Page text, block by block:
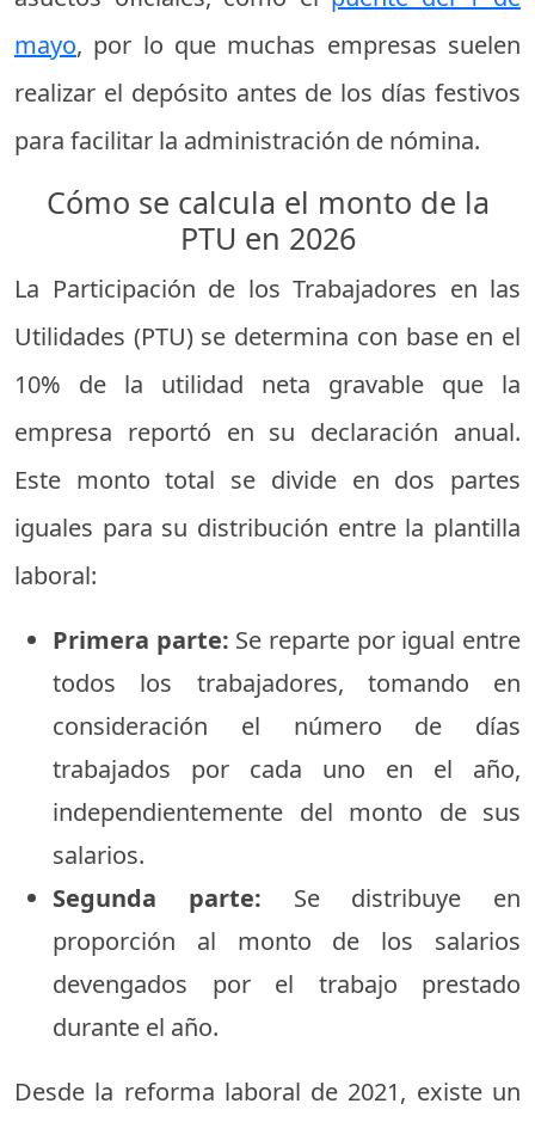
mayo, por lo que muchas empresas suelen
realizar el depósito antes de los días festivos
para facilitar la administración de nómina.
Cómo se calcula el monto de la
PTU en 2026
La Participación de los Trabajadores en las
Utilidades (PTU) se determina con base en el
10% de la utilidad neta gravable que la
empresa reportó en su declaración anual.
Este monto total se divide en dos partes
iguales para su distribución entre la plantilla
laboral:
Primera parte: Se reparte por igual entre
todos los trabajadores, tomando en
consideración el número de días
trabajados por cada uno en el año,
independientemente del monto de sus
salarios.
Segunda parte: Se distribuye en
proporción al monto de los salarios
devengados por el trabajo prestado
durante el año.
Desde la reforma laboral de 2021, existe un